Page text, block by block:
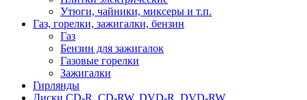
Утюги, чайники, миксеры и т.п.
Газ, горелки, зажигалки, бензин
Газ
Бензин для зажигалок
Газовые горелки
Зажигалки
Гирлянды
Диски CD-R, CD-RW, DVD-R, DVD-RW